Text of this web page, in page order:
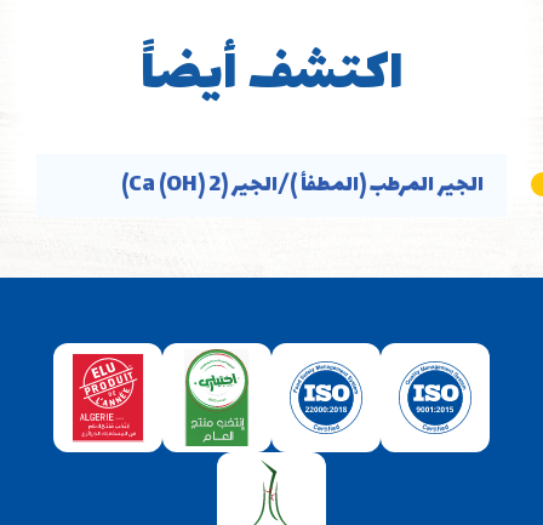
اكتشف أيضاً
الجير المرطب (المطفأ )/الجير (Ca (OH) 2)